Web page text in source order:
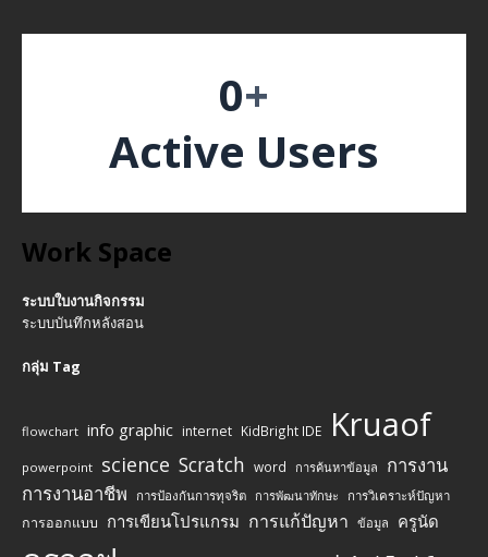
0+
Active Users
Work Space
ระบบใบงานกิจกรรม
ระบบบันทึกหลังสอน
กลุ่ม Tag
flowchart info graphic internet KidBright IDE Kruaof
powerpoint science Scratch word การค้นหาข้อมูล
การงาน
การงานอาชีพ
การป้องกันการทุจริต การพัฒนาทักษะ การวิเคราะห์ปัญหา
การออกแบบ การเขียนโปรแกรม การแก้ปัญหา ข้อมูล ครูนัด